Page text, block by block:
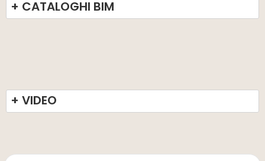
+ CATALOGHI BIM
+ VIDEO